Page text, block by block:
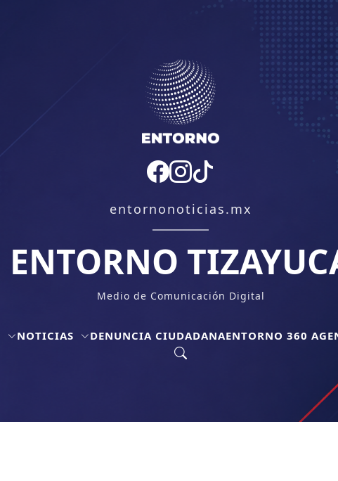
entornonoticias.mx
ENTORNO
Medio de Comunicación Digital
NOTICIAS DENUNCIA CIUDADANAENTORNO 360